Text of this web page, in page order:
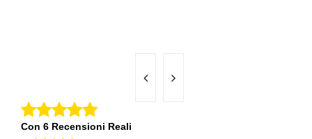
Con 6 Recensioni Reali